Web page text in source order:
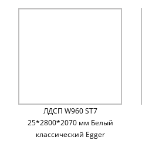
ЛДСП W960 ST7
25*2800*2070 мм Белый
классический Egger